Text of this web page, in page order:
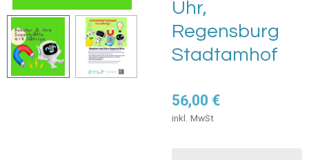
Uhr,
Regensburg
Stadtamhof
56,00 €
inkl. MwSt